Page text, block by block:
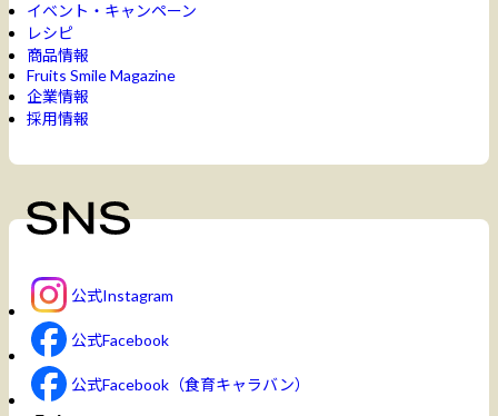
イベント・キャンペーン
レシピ
商品情報
Fruits Smile Magazine
企業情報
採用情報
公式Instagram
公式Facebook
公式Facebook（食育キャラバン）